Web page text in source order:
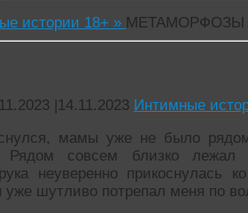
истории 18+ » МЕТАМОРФОЗЫ
|14.11.2023 Интимные
мамы уже не было
Рядом совсем близко
неуверенно прикоснулась
уже шутливо потрепал меня по